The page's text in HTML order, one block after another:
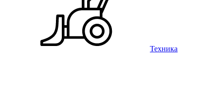
Техника